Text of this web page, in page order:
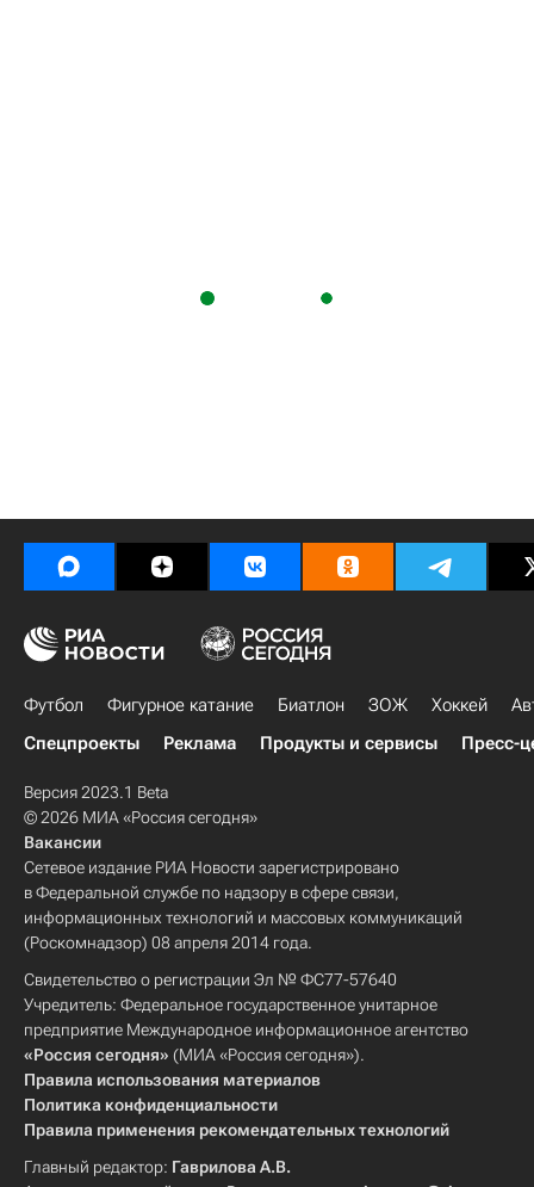
Футбол Фигурное катание Биатлон ЗОЖ Хоккей
Спецпроекты
Реклама Продукты и сервисы Пресс-
Версия 2023.1 Beta
© 2026 МИА «Россия сегодня»
Вакансии
Сетевое издание РИА Новости зарегистрировано
в Федеральной службе по надзору в сфере связи,
информационных технологий и массовых коммуникаций
(Роскомнадзор) 08 апреля 2014 года.
Свидетельство о регистрации Эл № ФС77-57640
Учредитель: Федеральное государственное унитарное
предприятие Международное информационное агентство
«Россия сегодня» (МИА «Россия сегодня»).
Правила использования материалов
Политика конфиденциальности
Правила применения рекомендательных технологий
Главный редактор: Гаврилова А.В.